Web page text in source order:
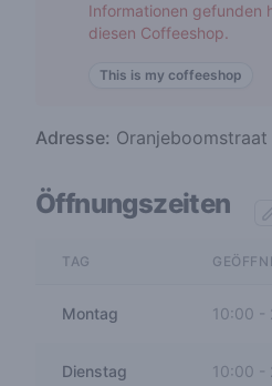
Informationen gefunden
diesen Coffeeshop.
This is my coffeeshop
Adresse:
Öffnungszeiten
TAG
Montag 10:00 -
Dienstag 10:00